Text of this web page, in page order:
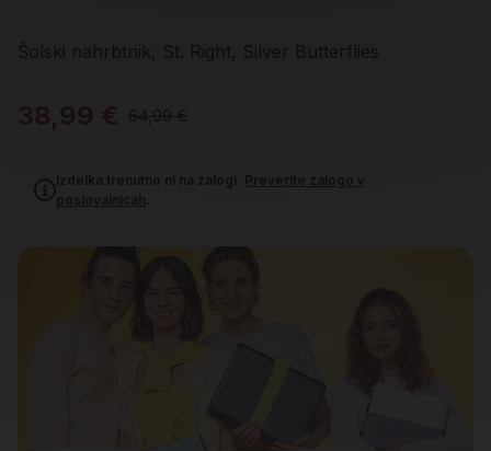
Šolski nahrbtnik, St. Right, Silver Butterflies
38,99 € 64,99 €
Izdelka trenutno ni na zalogi.
Preverite zalogo v
poslovalnicah